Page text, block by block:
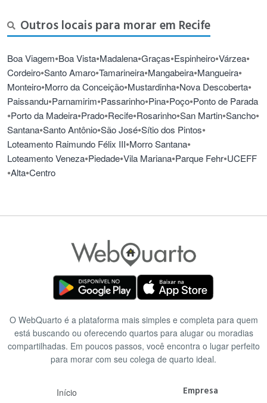
Outros locais para morar em Recife
Boa Viagem•Boa Vista•Madalena•Graças•Espinheiro•Várzea•
Cordeiro•Santo Amaro•Tamarineira•Mangabeira•Mangueira•
Monteiro•Morro da Conceição•Mustardinha•Nova Descoberta•
Paissandu•Parnamirim•Passarinho•Pina•Poço•Ponto de Parada
•Porto da Madeira•Prado•Recife•Rosarinho•San Martin•Sancho•
Santana•Santo Antônio•São José•Sítio dos Pintos•
Loteamento Raimundo Félix III•Morro Santana•
Loteamento Veneza•Piedade•Vila Mariana•Parque Fehr•UCEFF
•Alta•Centro
O WebQuarto é a plataforma mais simples e completa para quem
está buscando ou oferecendo quartos para alugar ou moradias
compartilhadas. Em poucos passos, você encontra o lugar perfeito
para morar com seu colega de quarto ideal.
Início
Empresa